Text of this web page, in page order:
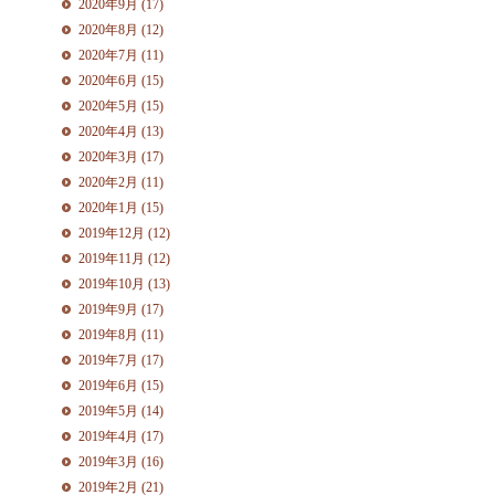
2020年9月 (17)
2020年8月 (12)
2020年7月 (11)
2020年6月 (15)
2020年5月 (15)
2020年4月 (13)
2020年3月 (17)
2020年2月 (11)
2020年1月 (15)
2019年12月 (12)
2019年11月 (12)
2019年10月 (13)
2019年9月 (17)
2019年8月 (11)
2019年7月 (17)
2019年6月 (15)
2019年5月 (14)
2019年4月 (17)
2019年3月 (16)
2019年2月 (21)